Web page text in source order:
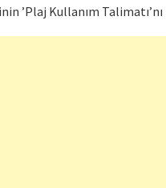
’Plaj Kullanım